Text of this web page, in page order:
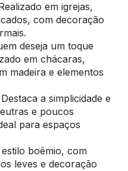
em igrejas,
com decoração
deseja um toque
em chácaras,
madeira e elementos
a simplicidade e
e poucos
para espaços
boêmio, com
leves e decoração